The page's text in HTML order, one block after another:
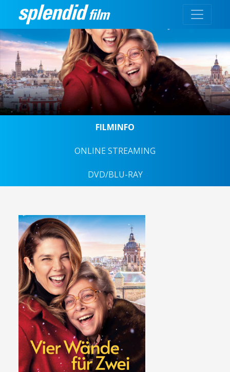
FILMINFO
ONLINE STREAMING
DVD/BLU-RAY